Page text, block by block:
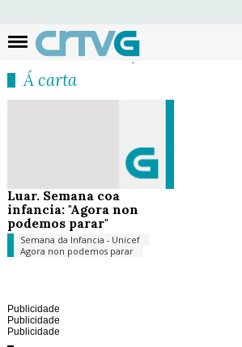
Á carta
Luar. Semana coa
infancia: "Agora non
podemos parar"
Semana da Infancia - Unicef
Agora non podemos parar
Publicidade
Publicidade
Publicidade